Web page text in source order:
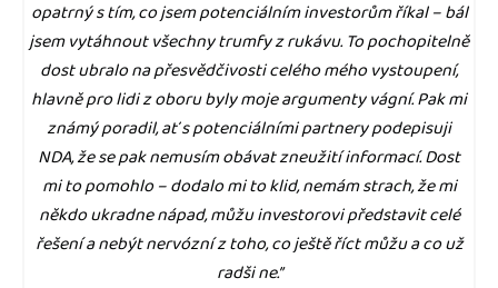
opatrný s tím, co jsem potenciálním investorům říkal – bál
jsem vytáhnout všechny trumfy z rukávu. To pochopitelně
dost ubralo na přesvědčivosti celého mého vystoupení,
hlavně pro lidi z oboru byly moje argumenty vágní. Pak mi
známý poradil, ať s potenciálními partnery podepisuji
NDA, že se pak nemusím obávat zneužití informací. Dost
mi to pomohlo – dodalo mi to klid, nemám strach, že mi
někdo ukradne nápad, můžu investorovi představit celé
řešení a nebýt nervózní z toho, co ještě říct můžu a co už
radši ne.”